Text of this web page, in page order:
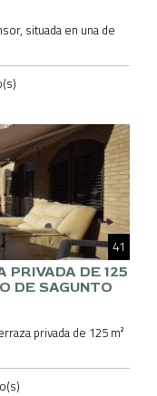
situada en una de
41
PRIVADA DE 125
DE SAGUNTO
privada de 125 m²